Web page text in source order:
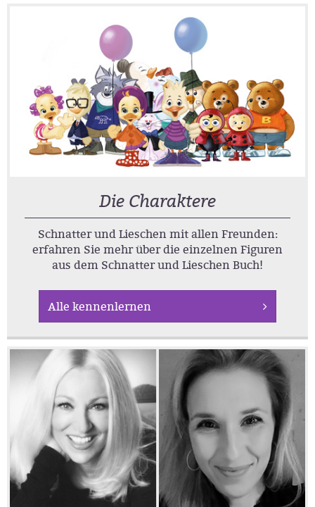
Die Charaktere
Schnatter und Lieschen mit allen Freunden:
erfahren Sie mehr über die einzelnen Figuren
aus dem Schnatter und Lieschen Buch!
Alle kennenlernen